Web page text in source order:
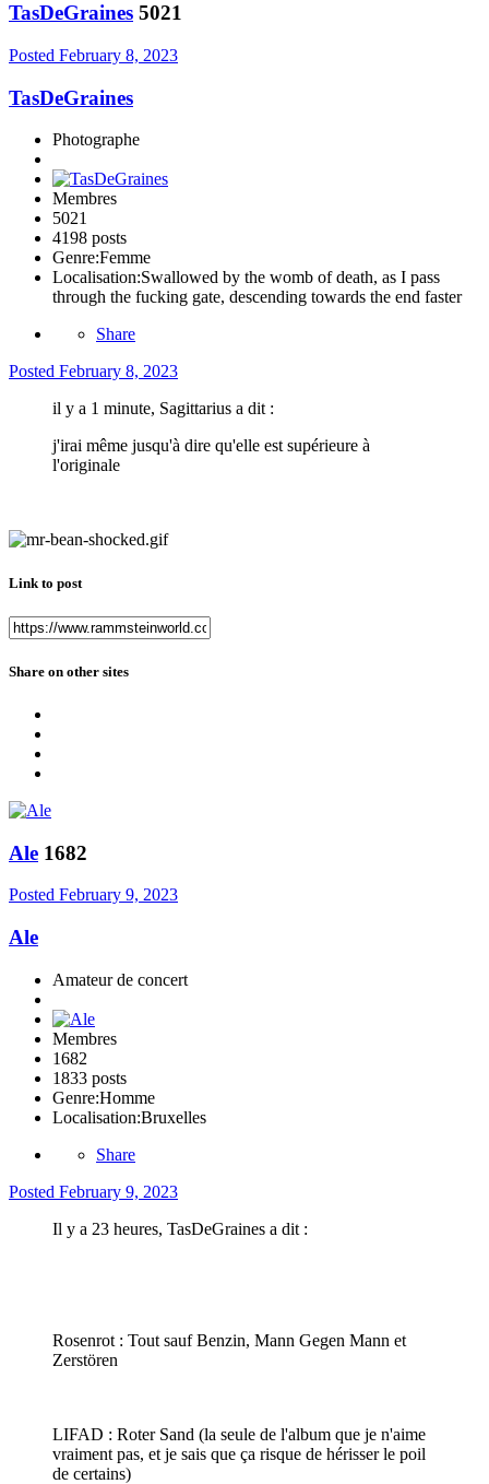
TasDeGraines 5021
Posted February 8, 2023
TasDeGraines
Photographe
Membres
5021
4198 posts
Genre:Femme
Localisation:Swallowed by the womb of death, as I pass
through the fucking gate, descending towards the end faster
Share
Posted February 8, 2023
il y a 1 minute, Sagittarius a dit :
j'irai même jusqu'à dire qu'elle est supérieure à
l'originale
Link to post
Share on other sites
Ale 1682
Posted February 9, 2023
Ale
Amateur de concert
Membres
1682
1833 posts
Genre:Homme
Localisation:Bruxelles
Share
Posted February 9, 2023
Il y a 23 heures, TasDeGraines a dit :
Rosenrot : Tout sauf Benzin, Mann Gegen Mann et
Zerstören
LIFAD : Roter Sand (la seule de l'album que je n'aime
vraiment pas, et je sais que ça risque de hérisser le poil
de certains)